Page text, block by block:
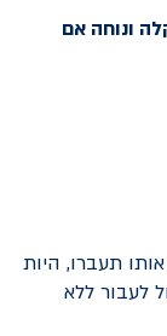
ונוחה אם
תעברו, היות
לעבור ללא